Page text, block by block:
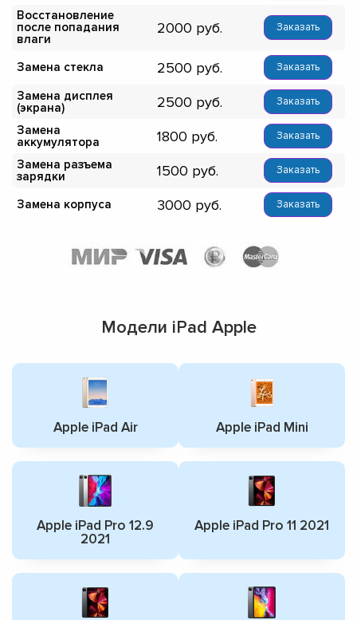
Восстановление
после попадания
влаги
2000 Заказать
Замена стекла 2500 Заказать
Замена дисплея
(экрана)
2500 Заказать
Замена
аккумулятора
1800 Заказать
Замена разъема
зарядки
1500 Заказать
Замена корпуса 3000 Заказать
Модели iPad Apple
Apple iPad Air Apple iPad Mini
Apple iPad Pro 12.9
2021
Apple iPad Pro 11 2021